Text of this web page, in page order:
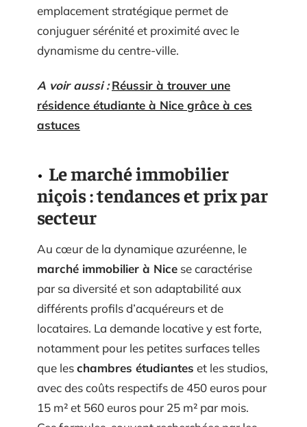
emplacement stratégique permet de
conjuguer sérénité et proximité avec le
dynamisme du centre-ville.
A voir aussi : Réussir à trouver une
résidence étudiante à Nice grâce à ces
astuces
Le marché immobilier
niçois : tendances et prix par
secteur
Au cœur de la dynamique azuréenne, le
marché immobilier à Nice se caractérise
par sa diversité et son adaptabilité aux
différents profils d’acquéreurs et de
locataires. La demande locative y est forte,
notamment pour les petites surfaces telles
que leschambres étudiantes et les studios,
avec des coûts respectifs de 450 euros pour
15 m² et 560 euros pour 25 m² par mois.